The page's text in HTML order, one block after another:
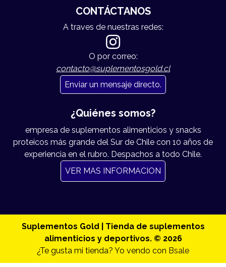
CONTÁCTANOS
A traves de nuestras redes:
O por correo:
contacto@suplementosgold.cl
Enviar un mensaje directo.
¿Quiénes somos?
empresa de suplementos alimenticios y snacks
proteicos más grande del Sur de Chile con 10 años de
experiencia en el rubro. Despachos a todo Chile.
VER MAS INFORMACION
Suplementos Gold | Tienda de suplementos
alimenticios y deportivos. © 2026
¿Te gusta mi tienda? Yo vendo con Bsale